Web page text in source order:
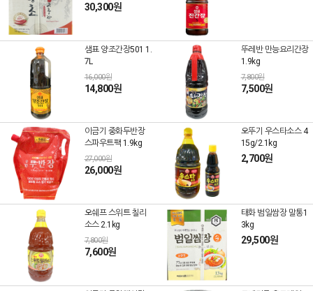
30,300원
샘표 양조간장501 1.
7L
16,000원
14,800원
뚜레반 만능요리간장
1.9kg
7,800원
7,500원
이금기 중화두반장
스파우트팩 1.9kg
27,000원
26,000원
오뚜기 우스타소스 4
15g/2.1kg
2,700원
오쉐프 스위트 칠리
소스 2.1kg
7,800원
7,600원
태화 범일쌈장 말통1
3kg
29,500원